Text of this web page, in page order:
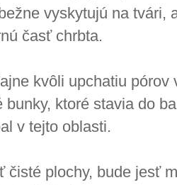
vyskytujú na tvári,
časť chrbta.
kvôli upchatiu
bunky, ktoré stavia do
v tejto oblasti.
čisté plochy, bude jesť